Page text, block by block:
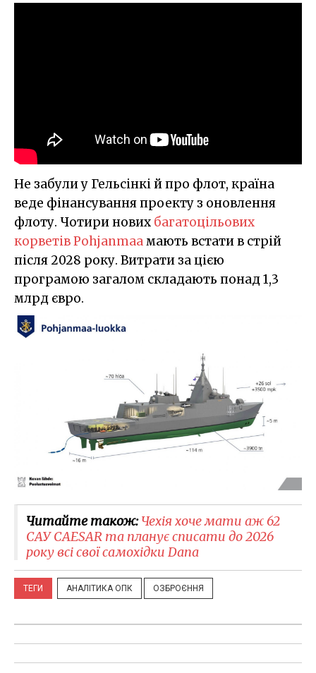
Не забули у Гельсінкі й про флот, країна
веде фінансування проекту з оновлення
флоту. Чотири нових багатоцільових
корветів Pohjanmaaмають встати в стрій
після 2028 року. Витрати за цією
програмою загалом складають понад 1,3
млрд євро.
Читайте також:Чехія хоче мати аж 62
САУ CAESAR та планує списати до 2026
року всі свої самохідки Dana
ТЕГИ АНАЛІТИКА ОПК ОЗБРОЄННЯ